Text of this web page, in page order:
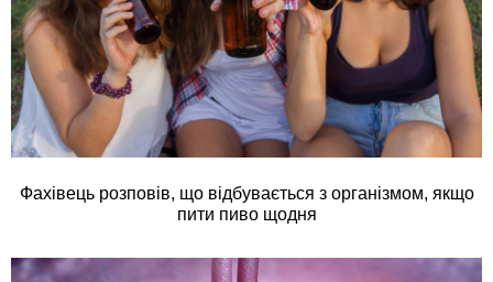
Фахівець розповів, що відбувається з організмом, якщо
пити пиво щодня